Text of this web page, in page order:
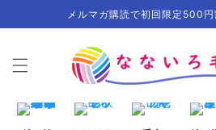
進む
メルマガ購読で初回限定500円